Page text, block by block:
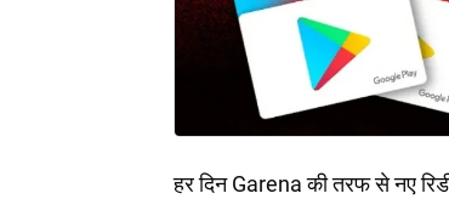
हर दिन Garena की तरफ से नए